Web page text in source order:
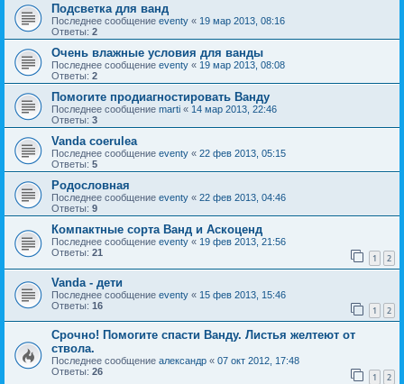
Подсветка для ванд
Последнее сообщение eventy « 19 мар 2013, 08:16
Ответы: 2
Очень влажные условия для ванды
Последнее сообщение eventy « 19 мар 2013, 08:08
Ответы: 2
Помогите продиагностировать Ванду
Последнее сообщение marti « 14 мар 2013, 22:46
Ответы: 3
Vanda coerulea
Последнее сообщение eventy « 22 фев 2013, 05:15
Ответы: 5
Родословная
Последнее сообщение eventy « 22 фев 2013, 04:46
Ответы: 9
Компактные сорта Ванд и Аскоценд
Последнее сообщение eventy « 19 фев 2013, 21:56
Ответы: 21 1 2
Vanda - дети
Последнее сообщение eventy « 15 фев 2013, 15:46
Ответы: 16 1 2
Срочно! Помогите спасти Ванду. Листья желтеют от
ствола.
Последнее сообщение александр « 07 окт 2012, 17:48
Ответы: 26 1 2